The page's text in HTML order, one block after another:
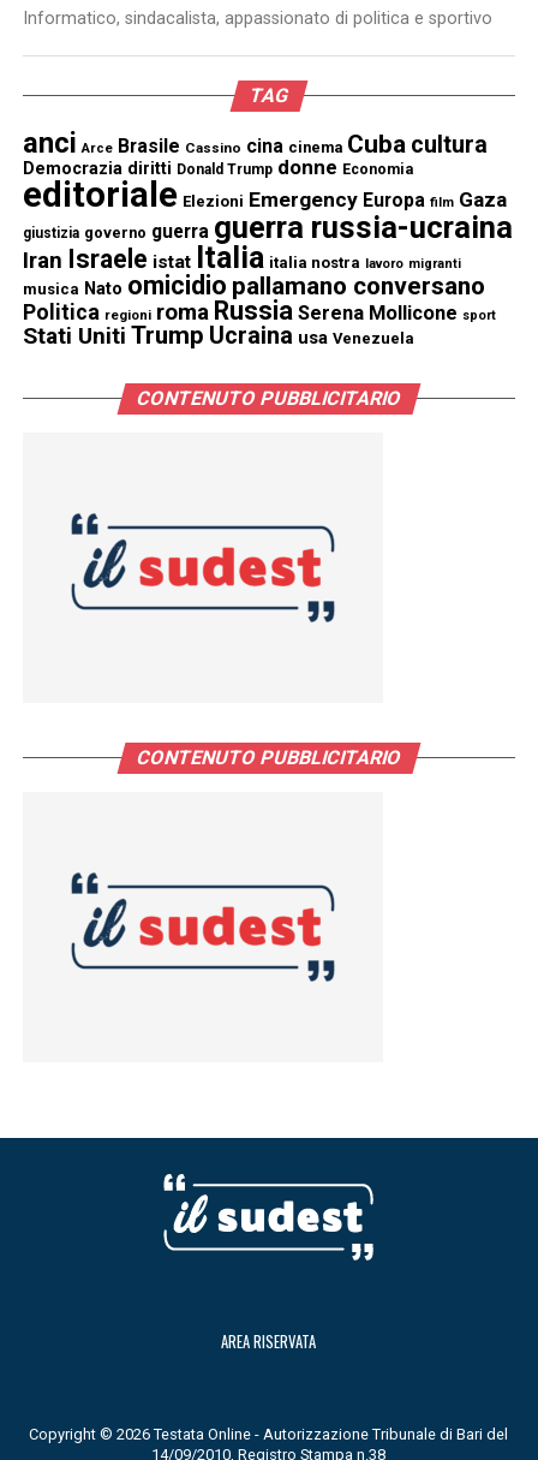
Informatico, sindacalista, appassionato di politica e sportivo
TAG
anci Arce Brasile Cassino cina cinema Cuba cultura
Democrazia diritti Donald Trump donne Economia
editoriale Elezioni Emergency Europa film Gaza
giustizia governo guerra guerra russia-ucraina
Iran Israele istat Italia italia nostra lavoro migranti
musica Nato omicidio pallamano conversano
Politica regioni roma Russia Serena Mollicone sport
Stati Uniti Trump Ucraina usa Venezuela
CONTENUTO PUBBLICITARIO
CONTENUTO PUBBLICITARIO
AREA RISERVATA
Copyright © 2026 Testata Online - Autorizzazione Tribunale di Bari del
14/09/2010, Registro Stampa n.38